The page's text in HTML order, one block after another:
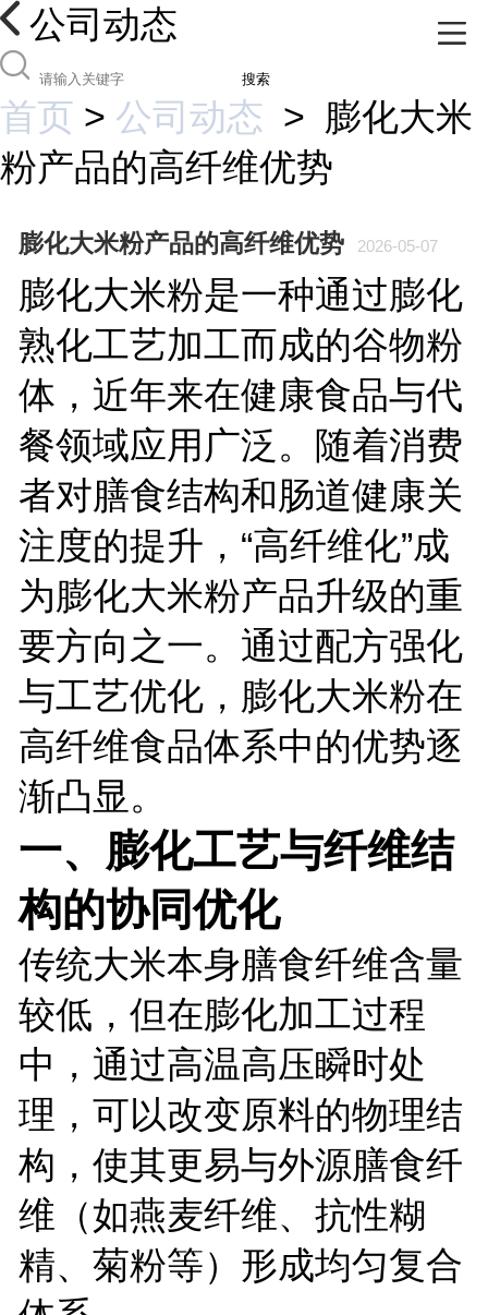
公司动态
搜索
首页 > 公司动态 > 膨化大米
粉产品的高纤维优势
膨化大米粉产品的高纤维优势 2026-05-07
膨化大米粉是一种通过膨化
熟化工艺加工而成的谷物粉
体，近年来在健康食品与代
餐领域应用广泛。随着消费
者对膳食结构和肠道健康关
注度的提升， “高纤维化”成
为膨化大米粉产品升级的重
要方向之一。通过配方强化
与工艺优化，膨化大米粉在
高纤维食品体系中的优势逐
渐凸显。
一、膨化工艺与纤维结
构的协同优化
传统大米本身膳食纤维含量
较低，但在膨化加工过程
中，通过高温高压瞬时处
理，可以改变原料的物理结
构，使其更易与外源膳食纤
维（如燕麦纤维、抗性糊
精、菊粉等）形成均匀复合